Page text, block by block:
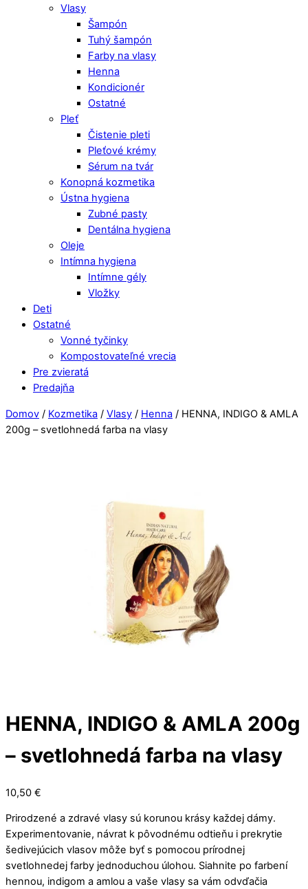
Vlasy
Šampón
Tuhý šampón
Farby na vlasy
Henna
Kondicionér
Ostatné
Pleť
Čistenie pleti
Pleťové krémy
Sérum na tvár
Konopná kozmetika
Ústna hygiena
Zubné pasty
Dentálna hygiena
Oleje
Intímna hygiena
Intímne gély
Vložky
Deti
Ostatné
Vonné tyčinky
Kompostovateľné vrecia
Pre zvieratá
Predajňa
Close
Menu
Close
Cart
Domov / Kozmetika / Vlasy / Henna / HENNA, INDIGO & AMLA
200g – svetlohnedá farba na vlasy
HENNA, INDIGO & AMLA 200g
– svetlohnedá farba na vlasy
10,50 €
Prirodzené a zdravé vlasy sú korunou krásy každej dámy.
Experimentovanie, návrat k pôvodnému odtieňu i prekrytie
šedivejúcich vlasov môže byť s pomocou prírodnej
svetlohnedej farby jednoduchou úlohou. Siahnite po farbení
hennou, indigom a amlou a vaše vlasy sa vám odvďačia